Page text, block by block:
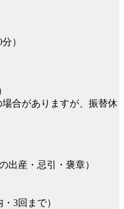
）
合がありますが、振替休
出産・忌引・褒章）
3回まで）